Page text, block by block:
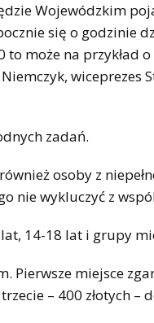
Wojewódzkim
się o godzinie
to może na przykład
wiceprezes
zadań.
osoby z
wykluczyć z
14-18 lat i grupy
Pierwsze miejsce
– 400 złotych